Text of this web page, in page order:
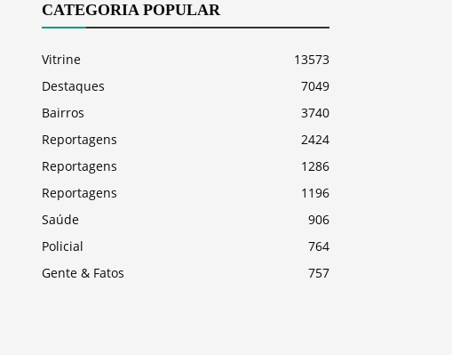
CATEGORIA POPULAR
Vitrine
13573
Destaques
7049
Bairros
3740
Reportagens
2424
Reportagens
1286
Reportagens
1196
Saúde
906
Policial
764
Gente & Fatos
757